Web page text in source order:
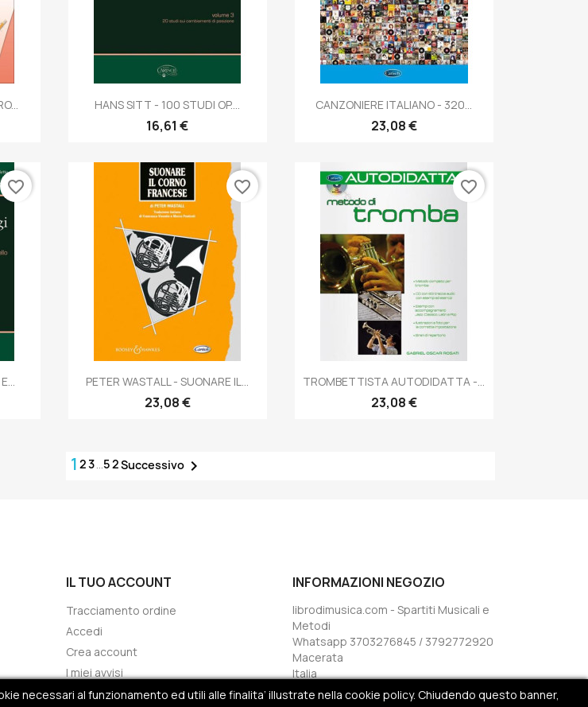
Anteprima
HANS SITT - 100 STUDI OP....
16,61 €
Anteprima
CANZONIERE ITALIANO - 320...
23,08 €
favorite_border
Anteprima
PETER WASTALL - SUONARE IL...
23,08 €
favorite_border
Anteprima
TROMBETTISTA AUTODIDATTA -...
23,08 €
favorite_border
1 23…52Successivo 
IL TUO ACCOUNT
Tracciamento ordine
Accedi
Crea account
I miei avvisi
INFORMAZIONI NEGOZIO
librodimusica.com - Spartiti Musicali e
Metodi
Whatsapp 3703276845 / 3792772920
Macerata
Italia
Inviaci un'e-mail:
necessari al funzionamento ed utili alle finalita’ illustrate nella cookie policy. Chiudendo questo banner,